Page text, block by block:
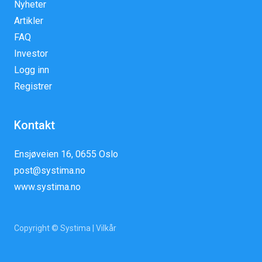
Nyheter
Artikler
FAQ
Investor
Logg inn
Registrer
Kontakt
Ensjøveien 16, 0655 Oslo
post@systima.no
www.systima.no
Copyright © Systima | Vilkår